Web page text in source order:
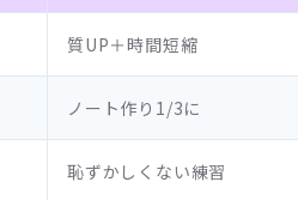
質UP＋時間短縮
ノート作り1/3に
恥ずかしくない練習